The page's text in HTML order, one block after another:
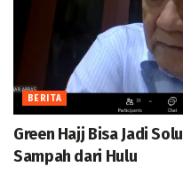
BERITA
Green Hajj Bisa Jadi
Sampah dari Hulu